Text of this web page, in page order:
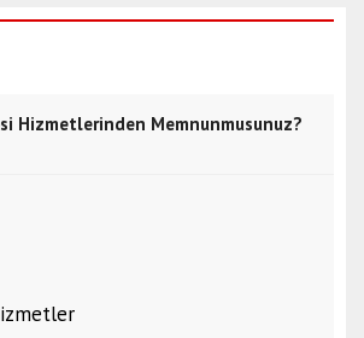
Hizmetlerinden Memnunmusunuz?